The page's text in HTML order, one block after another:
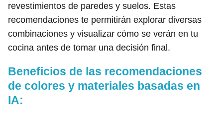
revestimientos de paredes y suelos. Estas
recomendaciones te permitirán explorar diversas
combinaciones y visualizar cómo se verán en tu
cocina antes de tomar una decisión final.
Beneficios de las recomendaciones
de colores y materiales basadas en
IA: